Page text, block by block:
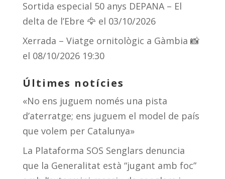
Sortida especial 50 anys DEPANA – El
delta de l’Ebre 🦅 el 03/10/2026
Xerrada – Viatge ornitològic a Gàmbia 📸
el 08/10/2026 19:30
Últimes notícies
«No ens juguem només una pista
d’aterratge; ens juguem el model de país
que volem per Catalunya»
La Plataforma SOS Senglars denuncia
que la Generalitat està “jugant amb foc”